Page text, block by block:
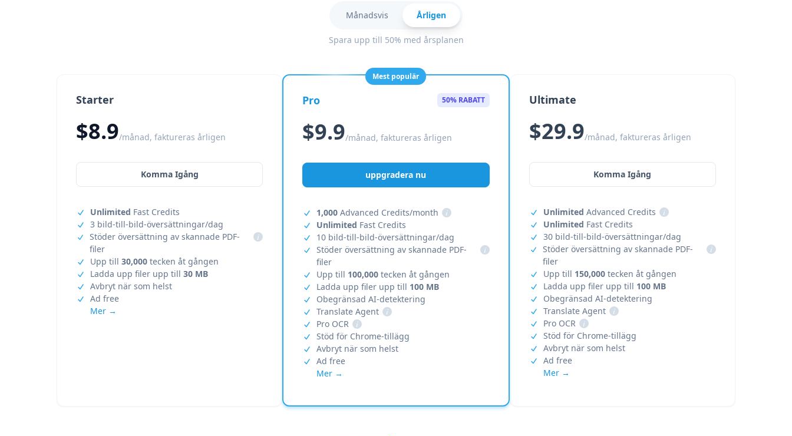
Månadsvis Årligen
Spara upp till 50% med årsplanen
Starter
$8.9/månad, faktureras årligen
Komma Igång
Unlimited Fast Credits
3 bild-till-bild-översättningar/dag
Stöder översättning av skannade PDF-
filer
i
Upp till 30,000 tecken åt gången
Ladda upp filer upp till 30 MB
Avbryt när som helst
Ad free
Mer →
Mest populär
Pro 50% RABATT
$9.9/månad, faktureras årligen
uppgradera nu
1,000 Advanced Credits/month
i
Unlimited Fast Credits
10 bild-till-bild-översättningar/dag
Stöder översättning av skannade PDF-
filer
i
Upp till 100,000 tecken åt gången
Ladda upp filer upp till 100 MB
Obegränsad AI-detektering
Translate Agent
i
Pro OCR
i
Stöd för Chrome-tillägg
Avbryt när som helst
Ad free
Mer →
Ultimate
$29.9/månad, faktureras årligen
Komma Igång
Unlimited Advanced Credits
i
Unlimited Fast Credits
30 bild-till-bild-översättningar/dag
Stöder översättning av skannade PDF-
filer
i
Upp till 150,000tecken åt gången
Ladda upp filer upp till 100 MB
Obegränsad AI-detektering
Translate Agent
i
Pro OCR
i
Stöd för Chrome-tillägg
Avbryt när som helst
Ad free
Mer →